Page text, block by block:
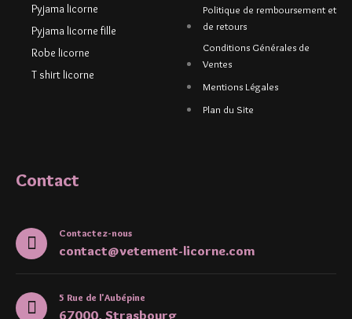
Pyjama licorne
Pyjama licorne fille
Robe licorne
T shirt licorne
Politique de remboursement et
de retours
Conditions Générales de
Ventes
Mentions Légales
Plan du Site
Contact
Contactez-nous
contact@vetement-licorne.com
5 Rue de l'Aubépine
67000, Strasbourg